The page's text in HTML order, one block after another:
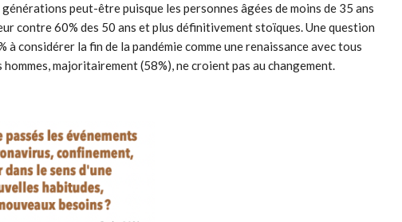
peut-être puisque les personnes âgées de moins de 35 ans
contre 60% des 50 ans et plus définitivement stoïques. Une question
à considérer la fin de la pandémie comme une renaissance avec tous
majoritairement (58%), ne croient pas au changement.